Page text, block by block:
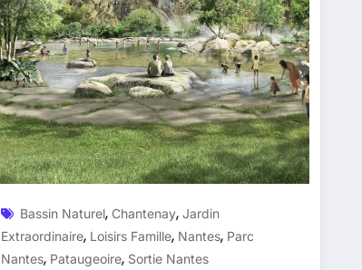
Bassin Naturel, Chantenay,Jardin
Extraordinaire, Loisirs Famille, Nantes, Parc
Nantes, Pataugeoire, Sortie Nantes